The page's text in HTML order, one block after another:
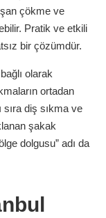
çökme ve
Pratik ve etkili
bir çözümdür.
olarak
ortadan
sıra diş sıkma ve
şakak
dolgusu” adı da